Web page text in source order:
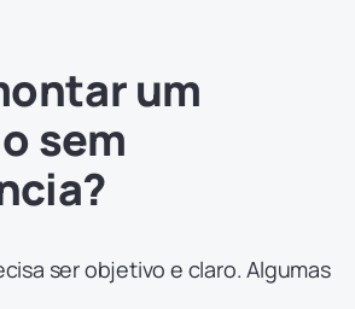
um
sem
ser objetivo e claro. Algumas